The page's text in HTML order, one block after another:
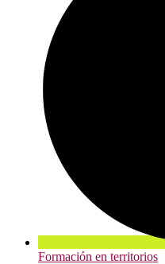
Formación en territorios